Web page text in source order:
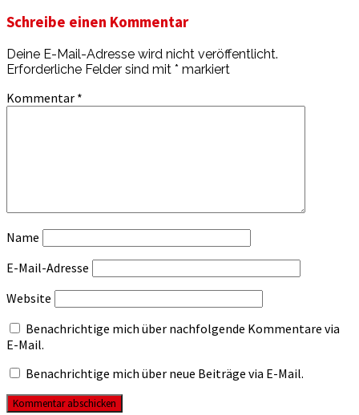
Schreibe einen Kommentar
Deine E-Mail-Adresse wird nicht veröffentlicht.
Erforderliche Felder sind mit * markiert
Kommentar *
Name
E-Mail-Adresse
Website
Benachrichtige mich über nachfolgende Kommentare via
E-Mail.
Benachrichtige mich über neue Beiträge via E-Mail.